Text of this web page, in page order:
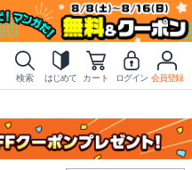
検索 はじめて カート ログイン 会員登録